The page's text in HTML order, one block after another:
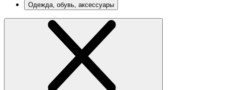
Одежда, обувь, аксессуары